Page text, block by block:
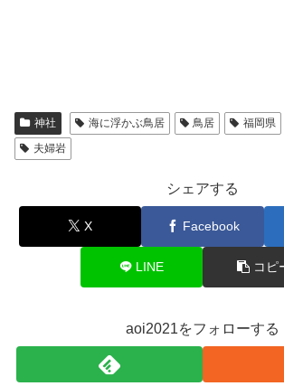
神社 海に浮かぶ鳥居 鳥居 福岡県
夫婦岩
シェアする
X Facebook
LINE コピ
aoi2021をフォローする